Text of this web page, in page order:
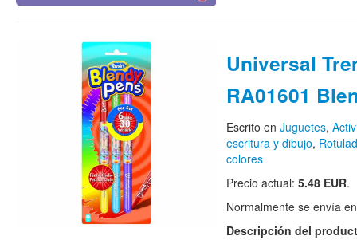
Universal
RA01601
Escrito en Juguetes,
escritura y dibujo,
colores
Precio actual: 5.48 EUR.
Normalmente se envía
Descripción del